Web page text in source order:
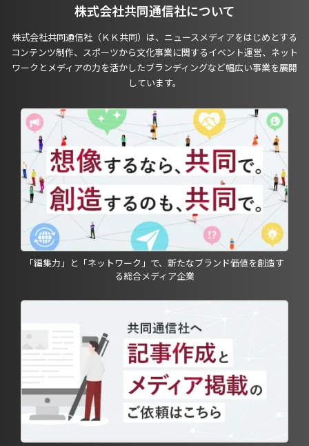
株式会社共同通信社について
株式会社共同通信社（ＫＫ共同）は、ニュースメディアをはじめとする
コンテンツ制作、スポーツから文化事業に関するイベント運営、ネット
ワークとメディアの力を活かしたブランディングなど幅広い事業を展開
しています。
「編集力」と「ネットワーク」で、新たなブランド価値を創造す
る総合メディア企業